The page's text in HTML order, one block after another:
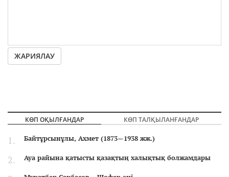
ЖАРИЯЛАУ
КӨП ОҚЫЛҒАНДАР КӨП ТАЛҚЫЛАНҒАНДАР
Байтұрсынұлы, Ахмет (1873—1938 жж.)
Ауа райына қатысты қазақтың халықтық болжамдары